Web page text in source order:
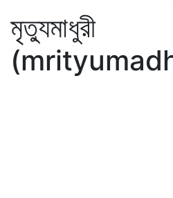
মৃত্যুমাধুরী